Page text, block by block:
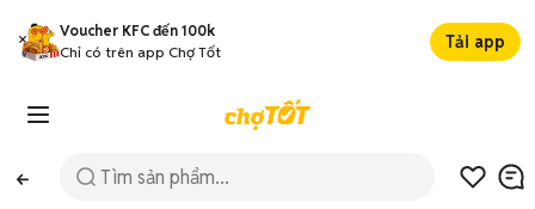
Voucher KFC đến 100k
Chỉ có trên app Chợ Tốt
Tải app